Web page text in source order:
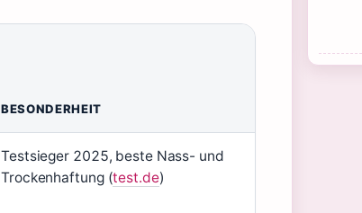
BESONDERHEIT
Testsieger 2025, beste Nass- und
Trockenhaftung (test.de)